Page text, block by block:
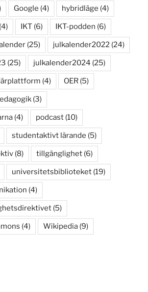
Google (4) hybridläge (4)
(4) IKT (6) IKT-podden (6)
(25) julkalender2022 (24)
(25) julkalender2024 (25)
(4) OER (5)
(3)
(4) podcast (10)
studentaktivt lärande (5)
(8) tillgänglighet (6)
universitetsbiblioteket (19)
(4)
(5)
(4) Wikipedia (9)